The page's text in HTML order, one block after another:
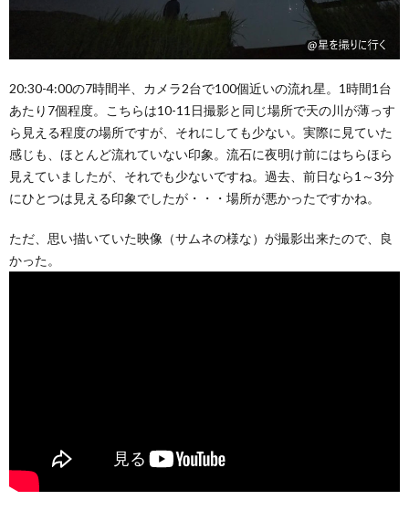
20:30-4:00の7時間半、カメラ2台で100個近いの流れ星。1時間1台
あたり7個程度。こちらは10-11日撮影と同じ場所で天の川が薄っす
ら見える程度の場所ですが、それにしても少ない。実際に見ていた
感じも、ほとんど流れていない印象。流石に夜明け前にはちらほら
見えていましたが、それでも少ないですね。過去、前日なら1～3分
にひとつは見える印象でしたが・・・場所が悪かったですかね。
ただ、思い描いていた映像（サムネの様な）が撮影出来たので、良
かった。